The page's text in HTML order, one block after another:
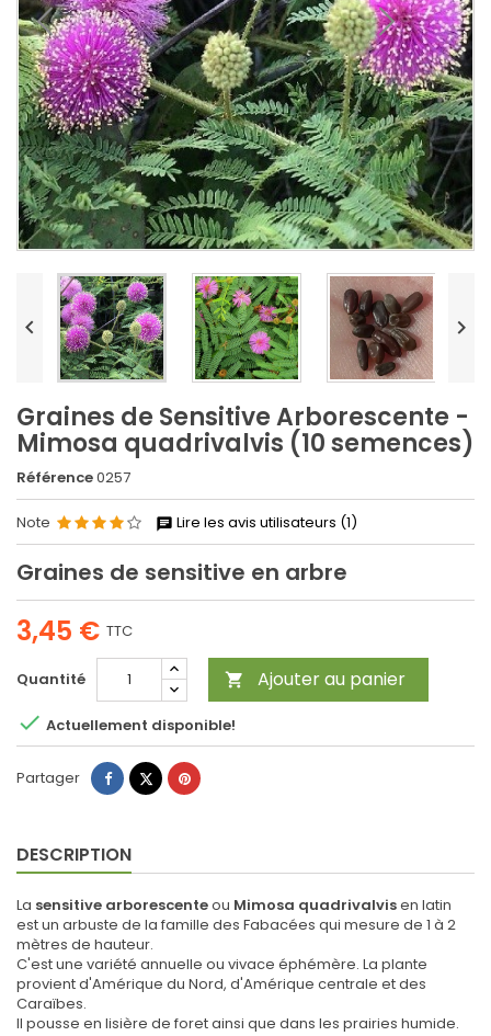
 
Graines de Sensitive Arborescente -
Mimosa quadrivalvis (10 semences)
Référence0257
Note Lire les avis utilisateurs (1)
Graines de sensitive en arbre
3,45 € TTC
Quantité  Ajouter au panier
 Actuellement disponible!
Partager PartagerTweetPinterest
DESCRIPTION
La sensitive arborescenteou Mimosa quadrivalvisen latin
est un arbuste de la famille des Fabacées qui mesure de 1 à 2
mètres de hauteur.
C'est une variété annuelle ou vivace éphémère. La plante
provient d'Amérique du Nord, d'Amérique centrale et des
Caraïbes.
Il pousse en lisière de foret ainsi que dans les prairies humide.